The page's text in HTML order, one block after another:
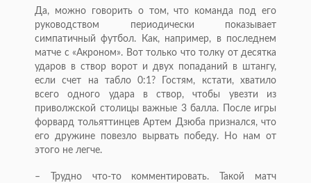
Да, можно говорить о том, что команда под его
руководством периодически показывает
симпатичный футбол. Как, например, в последнем
матче с «Акроном». Вот только что толку от десятка
ударов в створ ворот и двух попаданий в штангу,
если счет на табло 0:1? Гостям, кстати, хватило
всего одного удара в створ, чтобы увезти из
приволжской столицы важные 3 балла. После игры
форвард тольяттинцев Артем Дзюба признался, что
его дружине повезло вырвать победу. Но нам от
этого не легче.
– Трудно что-то комментировать. Такой матч